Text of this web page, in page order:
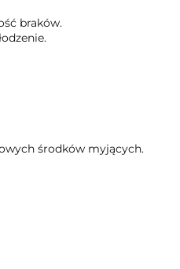
braków.
środków myjących.